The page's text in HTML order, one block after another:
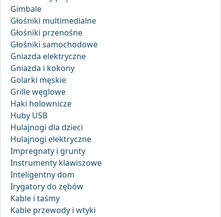
Gimbale
Głośniki multimedialne
Głośniki przenośne
Głośniki samochodowe
Gniazda elektryczne
Gniazda i kokony
Golarki męskie
Grille węglowe
Haki holownicze
Huby USB
Hulajnogi dla dzieci
Hulajnogi elektryczne
Impregnaty i grunty
Instrumenty klawiszowe
Inteligentny dom
Irygatory do zębów
Kable i taśmy
Kable przewody i wtyki